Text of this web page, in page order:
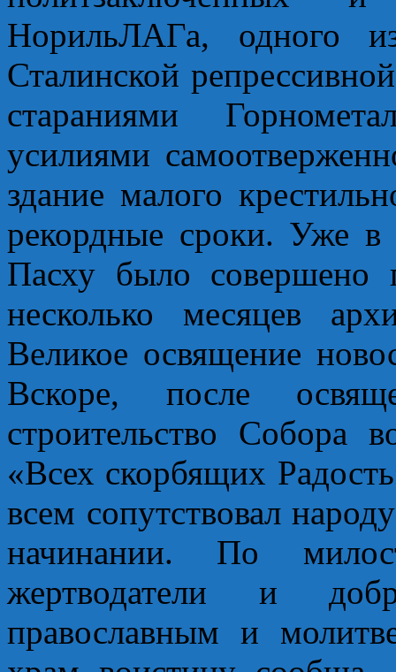
НорильЛАГа, одного
Сталинской
стараниями
усилиями
здание малого
рекордные сроки. Уже
Пасху было совершено
несколько месяцев
Великое освящение
Вскоре, после
строительство
«Всех скорбящих
всем сопутствовал
начинании. По
жертводатели и
православным и